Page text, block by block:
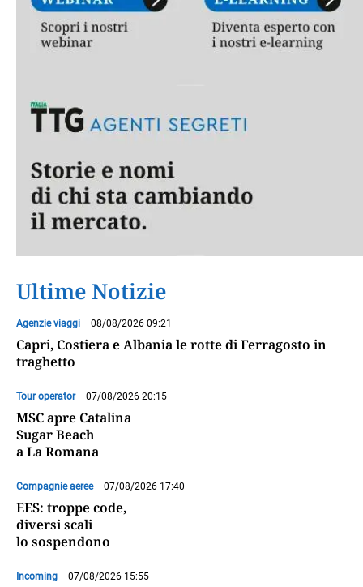
Ultime Notizie
Agenzie viaggi 08/08/2026 09:21
Capri, Costiera e Albania le rotte di Ferragosto in
traghetto
Tour operator 07/08/2026 20:15
MSC apre Catalina
Sugar Beach
a La Romana
Compagnie aeree 07/08/2026 17:40
EES: troppe code,
diversi scali
lo sospendono
Incoming 07/08/2026 15:55